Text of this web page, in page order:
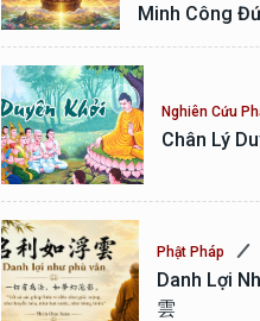
Minh Công
Nghiên Cứu
Chân Lý
Phật Pháp
Danh Lợi
雲